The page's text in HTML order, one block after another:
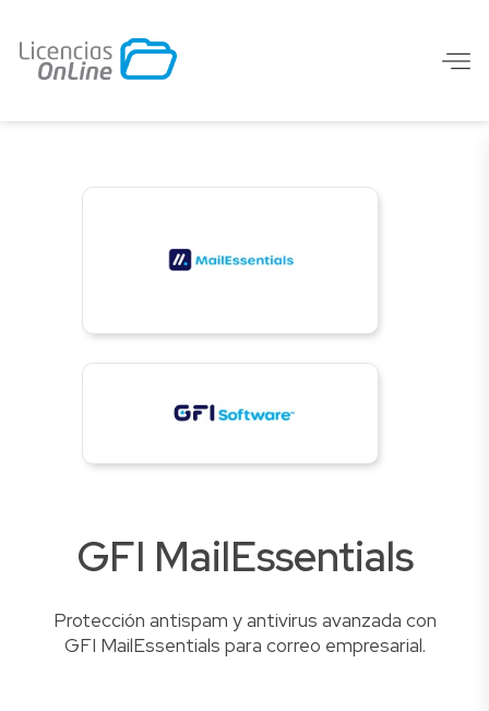
GFI MailEssentials
Protección antispam y antivirus avanzada con
GFI MailEssentials para correo empresarial.